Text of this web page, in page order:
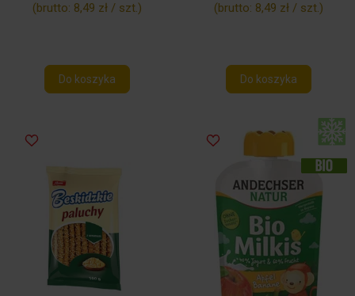
(brutto: 8,49 zł / szt.)
Do koszyka
(brutto: 8,49 zł / szt.)
Do koszyka